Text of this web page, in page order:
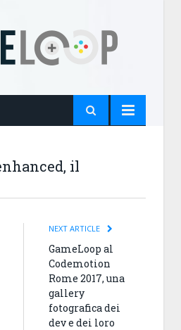
il
NEXT ARTICLE
GameLoop al
Codemotion
Rome 2017, una
gallery
fotografica dei
dev e dei loro